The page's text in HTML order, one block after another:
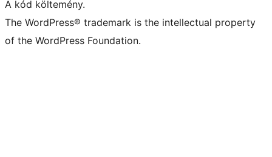
A kód költemény.
The WordPress® trademark is the intellectual property
of the WordPress Foundation.